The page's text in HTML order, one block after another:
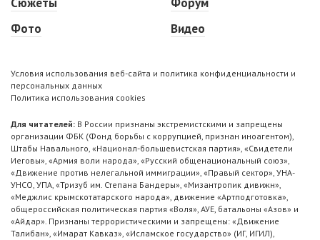
Фото
Видео
Условия использования веб-сайта и политика конфиденциальности и
персональных данных
Политика использования cookies
Для читателей: В России признаны экстремистскими и запрещены
организации ФБК (Фонд борьбы с коррупцией, признан иноагентом),
Штабы Навального, «Национал-большевистская партия», «Свидетели
Иеговы», «Армия воли народа», «Русский общенациональный союз»,
«Движение против нелегальной иммиграции», «Правый сектор», УНА-
УНСО, УПА, «Тризуб им. Степана Бандеры», «Мизантропик дивижн»,
«Меджлис крымскотатарского народа», движение «Артподготовка»,
общероссийская политическая партия «Воля», АУЕ, батальоны «Азов» и
«Айдар». Признаны террористическими и запрещены: «Движение
Талибан», «Имарат Кавказ», «Исламское государство» (ИГ, ИГИЛ),